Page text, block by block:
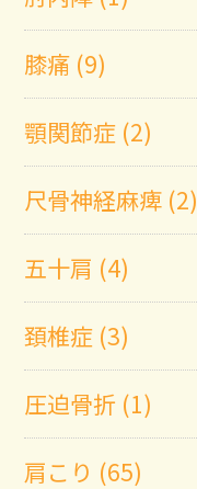
膝痛 (9)
顎関節症 (2)
尺骨神経麻痺 (2)
五十肩 (4)
頚椎症 (3)
圧迫骨折 (1)
肩こり (65)